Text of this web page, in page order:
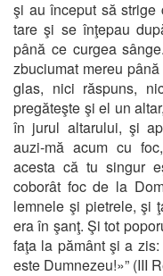
şi au început să
tare şi se înţepau
până ce curgea
zbuciumat mereu
glas, nici răspuns,
pregăteşte şi el un
în jurul altarului, şi
auzi-mă acum cu
acesta că tu singur
coborât foc de la
lemnele şi pietrele, şi
era în şanţ. Şi tot
faţa la pământ şi a
este Dumnezeu!»” (III